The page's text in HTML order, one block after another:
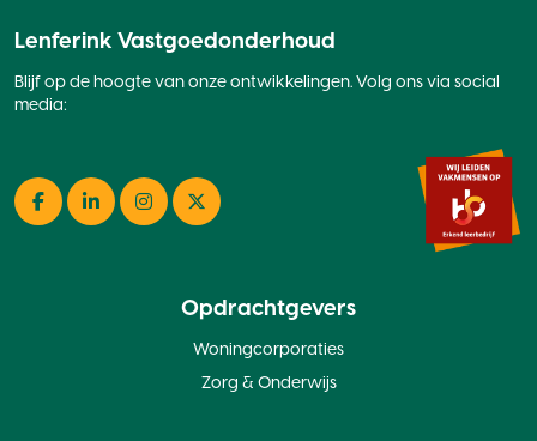
Lenferink Vastgoedonderhoud
Blijf op de hoogte van onze ontwikkelingen. Volg ons via social
media:
Facebook
LinkedInInstagramTwitter
Opdrachtgevers
Woningcorporaties
Zorg & Onderwijs